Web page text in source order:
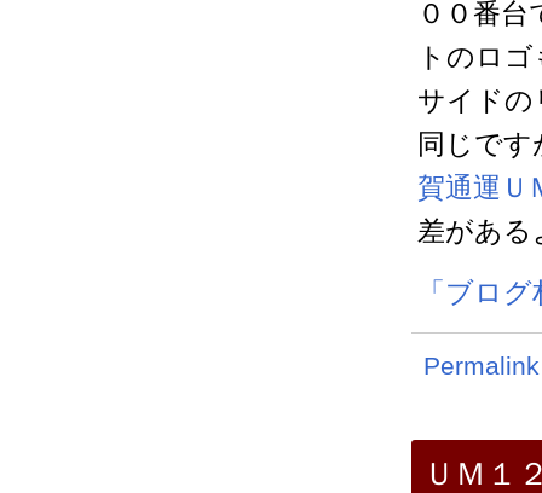
００番
トのロ
サイドの
同じです
賀通運Ｕ
差がある
「ブロ
Permalink
ＵＭ１